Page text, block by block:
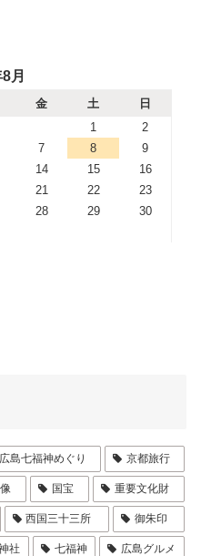
月
金 土
日
1
2
7 8
9
14 15
16
21 22
23
28 29
30
広島七福神めぐり 京都旅行
国宝 重要文化財
西国三十三所 御朱印
社 七福神 広島グルメ